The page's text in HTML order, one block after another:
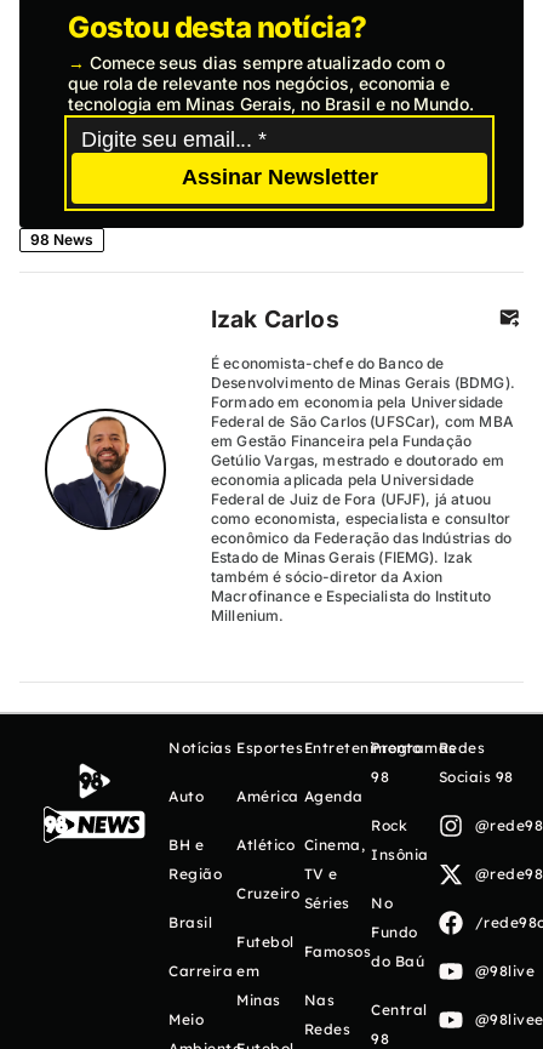
Gostou desta notícia?
→ Comece seus dias sempre atualizado com o
que rola de relevante nos negócios, economia e
tecnologia em Minas Gerais, no Brasil e no Mundo.
Assinar Newsletter
98 News
Izak Carlos
É economista-chefe do Banco de
Desenvolvimento de Minas Gerais (BDMG).
Formado em economia pela Universidade
Federal de São Carlos (UFSCar), com MBA
em Gestão Financeira pela Fundação
Getúlio Vargas, mestrado e doutorado em
economia aplicada pela Universidade
Federal de Juiz de Fora (UFJF), já atuou
como economista, especialista e consultor
econômico da Federação das Indústrias do
Estado de Minas Gerais (FIEMG). Izak
também é sócio-diretor da Axion
Macrofinance e Especialista do Instituto
Millenium.
Notícias
Auto
BH e
Região
Brasil
Carreira
Meio
Esportes
América
Atlético
Cruzeiro
Futebol
em
Minas
Entretenimento
Agenda
Cinema,
TV e
Séries
Famosos
Nas
Redes
Programas
98
Rock
Insônia
No
Fundo
do Baú
Central
98
Redes
Sociais 98
/
@98live